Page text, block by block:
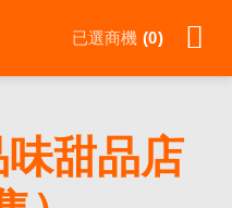
已選商機 0
甜品店